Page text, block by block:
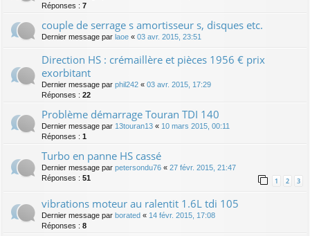
Réponses : 7
couple de serrage s amortisseur s, disques etc.
Dernier message par laoe « 03 avr. 2015, 23:51
Direction HS : crémaillère et pièces 1956 € prix
exorbitant
Dernier message par phil242 « 03 avr. 2015, 17:29
Réponses : 22
Problème démarrage Touran TDI 140
Dernier message par 13touran13 « 10 mars 2015, 00:11
Réponses : 1
Turbo en panne HS cassé
Dernier message par petersondu76 « 27 févr. 2015, 21:47
Réponses : 51 1 2 3
vibrations moteur au ralentit 1.6L tdi 105
Dernier message par borated « 14 févr. 2015, 17:08
Réponses : 8